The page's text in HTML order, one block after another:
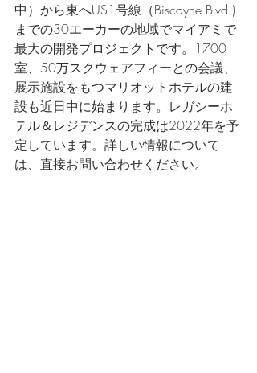
中）から東へUS1号線（Biscayne Blvd.)
までの30エーカーの地域でマイアミで
最大の開発プロジェクトです。1700
室、50万スクウェアフィーとの会議、
展示施設をもつマリオットホテルの建
設も近日中に始まります。レガシーホ
テル＆レジデンスの完成は2022年を予
定しています。詳しい情報について
は、直接お問い合わせください。